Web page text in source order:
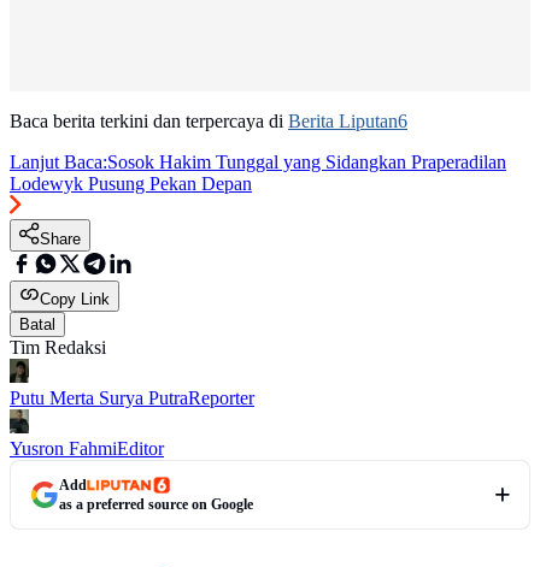
Baca berita terkini dan terpercaya di Berita Liputan6
Lanjut Baca:Sosok Hakim Tunggal yang Sidangkan Praperadilan
Lodewyk Pusung Pekan Depan
Share
Copy Link
Batal
Tim Redaksi
Putu Merta Surya PutraReporter
Yusron FahmiEditor
Add
as a preferred source on Google